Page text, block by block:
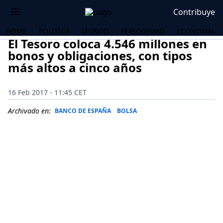
Contribuye
HOME POLÍTICA MUNDO PERIODISMO ECONOMÍA
El Tesoro coloca 4.546 millones en
bonos y obligaciones, con tipos
más altos a cinco años
16 Feb 2017 - 11:45 CET
Archivado en: BANCO DE ESPAÑA BOLSA